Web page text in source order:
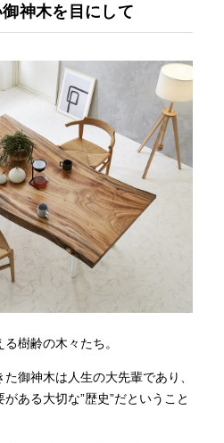
神木を目にして
樹齢の木々たち。
御神木は人生の大先輩であり、
ある大切な”歴史”だということ